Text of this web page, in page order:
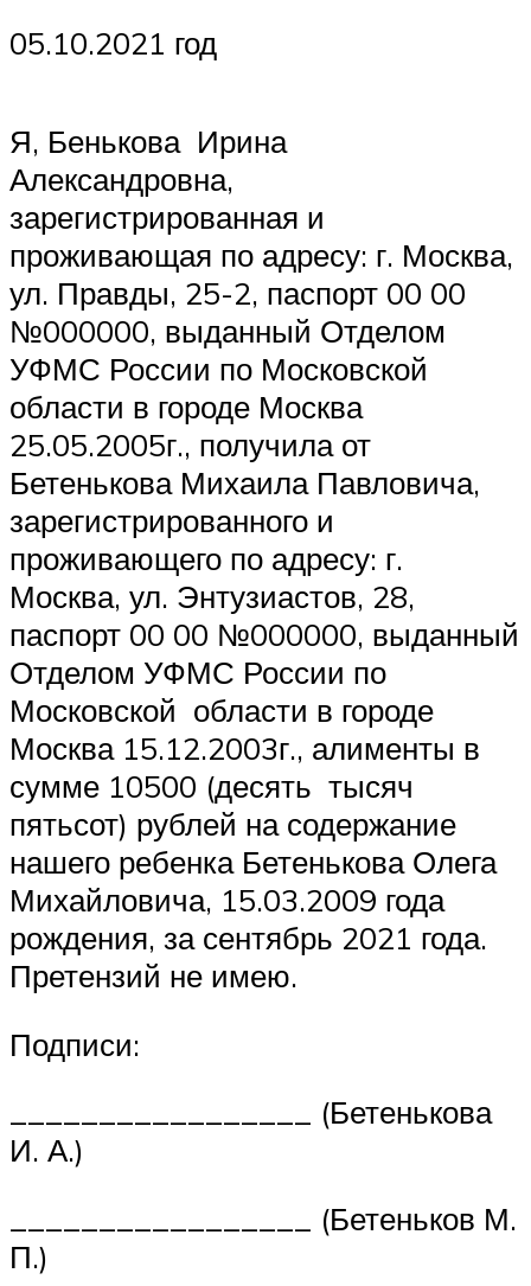
05.10.2021 год
Я, Бенькова Ирина
Александровна,
зарегистрированная и
проживающая по адресу: г. Москва,
ул. Правды, 25-2, паспорт 00 00
№000000, выданный Отделом
УФМС России по Московской
области в городе Москва
25.05.2005г., получила от
Бетенькова Михаила Павловича,
зарегистрированного и
проживающего по адресу: г.
Москва, ул. Энтузиастов, 28,
паспорт 00 00 №000000, выданный
Отделом УФМС России по
Московской области в городе
Москва 15.12.2003г., алименты в
сумме 10500 (десять тысяч
пятьсот) рублей на содержание
нашего ребенка Бетенькова Олега
Михайловича, 15.03.2009 года
рождения, за сентябрь 2021 года.
Претензий не имею.
Подписи:
_________________ (Бетенькова
И. А.)
_________________ (Бетеньков М.
П.)